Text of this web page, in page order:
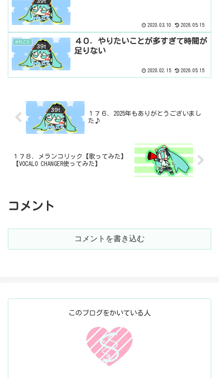
2020.03.10 2026.05.15
ざれごと
４０．やりたいことが多すぎて時間が
足りない
2020.02.15 2026.05.15
１７６．2025年もありがとうございまし
た♪
１７８．メランコリック【歌ってみた】
【VOCALO CHANGER使ってみた】
コメント
コメントを書き込む
このブログをかいている人